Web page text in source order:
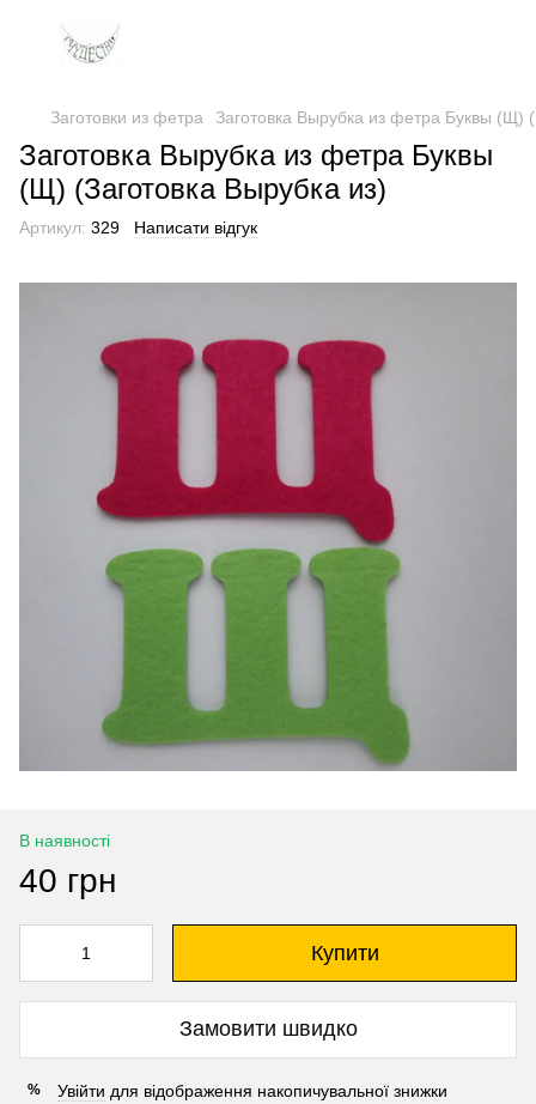
Заготовки из фетра Заготовка Вырубка из фетра Буквы (Щ)
Заготовка Вырубка из фетра Буквы
(Щ) (Заготовка Вырубка из)
Артикул: 329 Написати відгук
В наявності
40 грн
Купити
Замовити швидко
% Увійти для відображення накопичувальної знижки